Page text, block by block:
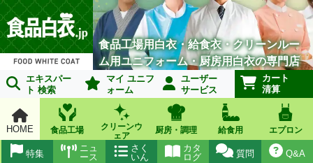
食品工場用白衣・給食衣・クリーンルー
ム用ユニフォーム・厨房用白衣の専門店
エキスパー
ト 検索
マイ ユニフ
ォーム
ユーザー
サービス
カート
清算
HOME 食品工場
クリーンウ
ェア
厨房・調理 給食用 エプロン
Q&A
質問
カタ
ログ
さく
いん
ニュ
ース
特集